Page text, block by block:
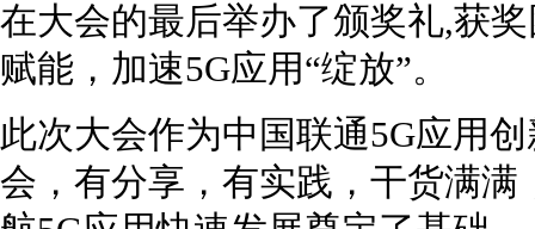
在大会的最后举办了颁奖礼,获
赋能，加速5G应用“绽放”。
此次大会作为中国联通5G应用
会，有分享，有实践，干货满